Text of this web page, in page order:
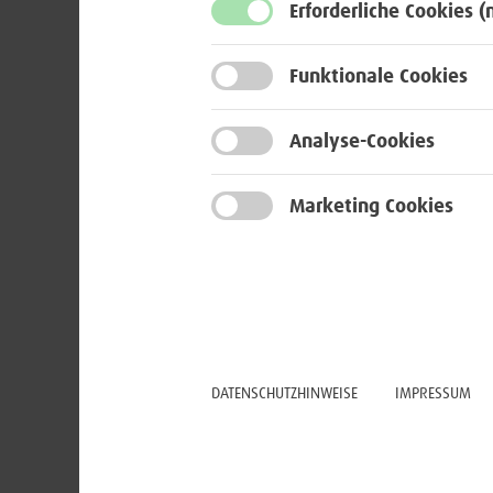
Erforderliche Cookies
Funktionale Cookies
Analyse-Cookies
Marketing Cookies
DATENSCHUTZHINWEISE IMPRESSUM
du
Deine
So
der